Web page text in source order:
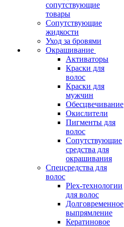
сопутствующие
товары
Сопутствующие
жидкости
Уход за бровями
Окрашивание
Активаторы
Краски для
волос
Краски для
мужчин
Обесцвечивание
Окислители
Пигменты для
волос
Сопутствующие
средства для
окрашивания
Спецсредства для
волос
Plex-технологии
для волос
Долговременное
выпрямление
Кератиновое